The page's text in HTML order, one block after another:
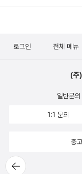
뒤로가
로그인 전체 메뉴
(주
일반문
1:1 문의
중